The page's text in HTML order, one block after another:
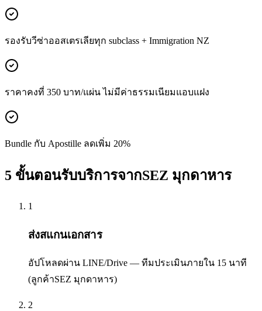
รองรับวีซ่าออสเตรเลียทุก subclass + Immigration NZ
ราคาคงที่ 350 บาท/แผ่น ไม่มีค่าธรรมเนียมแอบแฝง
Bundle กับ Apostille ลดเพิ่ม 20%
5 ขั้นตอนรับบริการจากSEZ มุกดาหาร
1
ส่งสแกนเอกสาร
อัปโหลดผ่าน LINE/Drive — ทีมประเมินภายใน 15 นาที
(ลูกค้าSEZ มุกดาหาร)
2